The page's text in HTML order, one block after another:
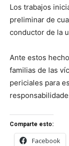
Los trabajos
preliminar de
conductor de la
Ante estos
familias de las
periciales para
Comparte esto:
Facebook